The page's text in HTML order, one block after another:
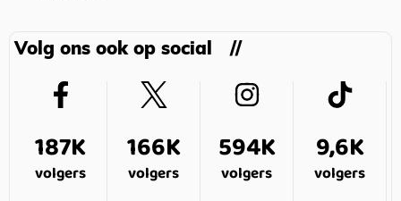
Volg ons ook op social
187K
volgers
166K
volgers
594K
volgers
9,6K
volgers